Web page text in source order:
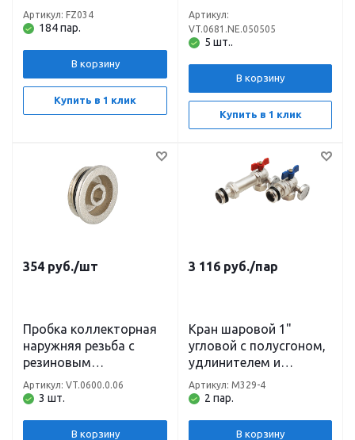
TIM
184 пар.
Артикул: FZ034
В корзину
Купить в 1 клик
5 шт..
Артикул:
VT.0681.NE.050505
В корзину
Купить в 1 клик
354 руб./шт
Пробка коллекторная
наружняя резьба с
резиновым
уплотнением 1" VALTEC
3 шт.
Артикул: VT.0600.0.06
В корзину
3 116 руб./пар
Кран шаровой 1"
угловой с полусгоном,
удлинителем и
термометром
красный+синий (пара)
2 пар.
Артикул: M329-4
В корзину